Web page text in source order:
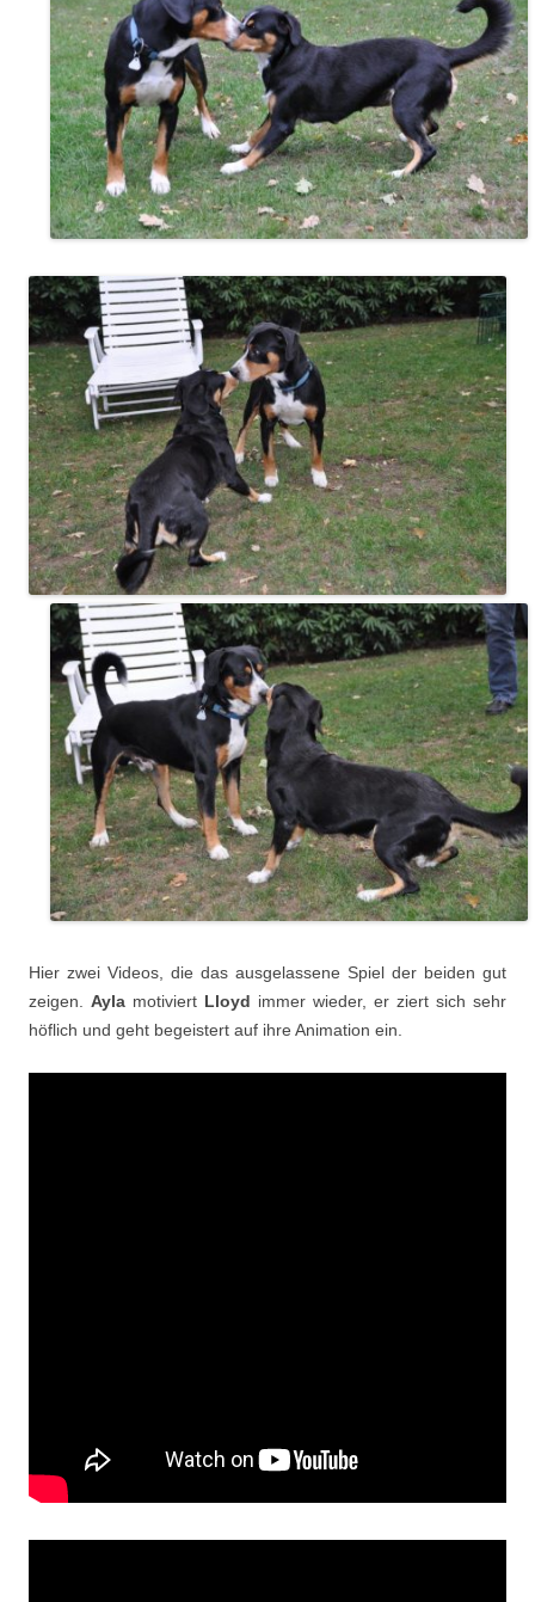
Hier zwei Videos, die das ausgelassene Spiel der beiden gut
zeigen. Ayla motiviert Lloyd immer wieder, er ziert sich sehr
höflich und geht begeistert auf ihre Animation ein.